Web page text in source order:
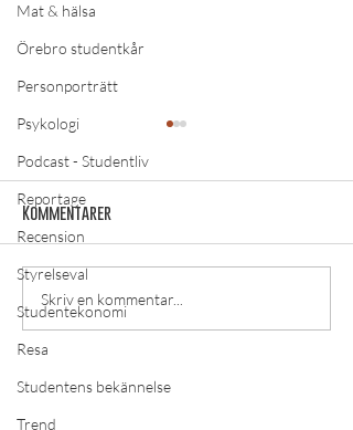
Mat & hälsa
Örebro studentkår
Personporträtt
Psykologi
Podcast - Studentliv
Reportage
Recension
Styrelseval
Studentekonomi
Resa
Studentens bekännelse
Trend
Studentliv av Lösnummer:
”Oscarsspecial – Electric
Kommentarer
Skriv en kommentar...